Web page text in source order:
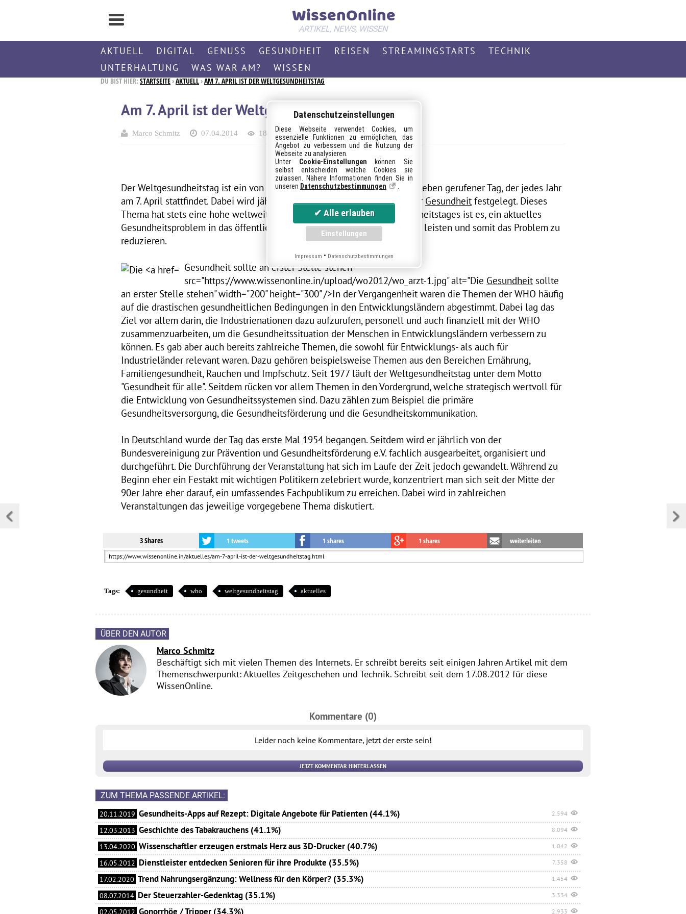
WissenOnline
ARTIKEL, NEWS, WISSEN
AKTUELL DIGITAL GENUSS GESUNDHEIT REISEN STREAMINGSTARTS
TECHNIK
UNTERHALTUNG
WAS WAR AM? WISSEN
DU BIST HIER:STARTSEITE›AKTUELL›AM 7. APRIL IST DER WELTGESUNDHEITSTAG
Am 7. April ist der Weltgesundheitstag
Marco Schmitz 07.04.2014 1895 324 (~2 Min) Aktuell
Der Weltgesundheitstag ist ein von der Weltgesundheitsorganisation ins Leben gerufener Tag, der jedes Jahr
am 7. April stattfindet. Dabei wird jährlich ein neues Thema im Bereich der Gesundheit festgelegt. Dieses
Thema hat stets eine hohe weltweite Relevanz. Das Ziel des Weltgesundheitstages ist es, ein aktuelles
Gesundheitsproblem in das öffentliche Interesse zu rücken, Aufklärung zu leisten und somit das Problem zu
reduzieren.
Gesundheit sollte an erster Stelle stehen"
src="https://www.wissenonline.in/upload/wo2012/wo_arzt-1.jpg" alt="Die Gesundheit sollte
an erster Stelle stehen" width="200" height="300" />In der Vergangenheit waren die Themen der WHO häufig
auf die drastischen gesundheitlichen Bedingungen in den Entwicklungsländern abgestimmt. Dabei lag das
Ziel vor allem darin, die Industrienationen dazu aufzurufen, personell und auch finanziell mit der WHO
zusammenzuarbeiten, um die Gesundheitssituation der Menschen in Entwicklungsländern verbessern zu
können. Es gab aber auch bereits zahlreiche Themen, die sowohl für Entwicklungs- als auch für
Industrieländer relevant waren. Dazu gehören beispielsweise Themen aus den Bereichen Ernährung,
Familiengesundheit, Rauchen und Impfschutz. Seit 1977 läuft der Weltgesundheitstag unter dem Motto
"Gesundheit für alle". Seitdem rücken vor allem Themen in den Vordergrund, welche strategisch wertvoll für
die Entwicklung von Gesundheitssystemen sind. Dazu zählen zum Beispiel die primäre
Gesundheitsversorgung, die Gesundheitsförderung und die Gesundheitskommunikation.
In Deutschland wurde der Tag das erste Mal 1954 begangen. Seitdem wird er jährlich von der
Bundesvereinigung zur Prävention und Gesundheitsförderung e.V. fachlich ausgearbeitet, organisiert und
durchgeführt. Die Durchführung der Veranstaltung hat sich im Laufe der Zeit jedoch gewandelt. Während zu
Beginn eher ein Festakt mit wichtigen Politikern zelebriert wurde, konzentriert man sich seit der Mitte der
90er Jahre eher darauf, ein umfassendes Fachpublikum zu erreichen. Dabei wird in zahlreichen
Veranstaltungen das jeweilige vorgegebene Thema diskutiert.
3 Shares 1 tweets 1 shares 1 shares weiterleiten
Tags: gesundheit who weltgesundheitstag aktuelles
ÜBER DEN AUTOR
Marco Schmitz
Beschäftigt sich mit vielen Themen des Internets. Er schreibt bereits seit einigen Jahren Artikel mit dem
Themenschwerpunkt: Aktuelles Zeitgeschehen und Technik. Schreibt seit dem 17.08.2012 für diese
WissenOnline.
Kommentare (0)
Leider noch keine Kommentare, jetzt der erste sein!
JETZT KOMMENTAR HINTERLASSEN
ZUM THEMA PASSENDE ARTIKEL:
20.11.2019 Gesundheits-Apps auf Rezept: Digitale Angebote für Patienten (44.1%) 2.594
12.03.2013 Geschichte des Tabakrauchens (41.1%) 8.094
13.04.2020 Wissenschaftler erzeugen erstmals Herz aus 3D-Drucker (40.7%) 1.042
16.05.2012 Dienstleister entdecken Senioren für ihre Produkte (35.5%) 7.358
17.02.2020 Trend Nahrungsergänzung: Wellness für den Körper? (35.3%) 1.454
08.07.2014 Der Steuerzahler-Gedenktag (35.1%) 3.334
02.05.2012 Gonorrhöe / Tripper (34.3%) 2.933
Datenschutzeinstellungen
Diese Webseite verwendet Cookies, um
essenzielle Funktionen zu ermöglichen, das
Angebot zu verbessern und die Nutzung der
Webseite zu analysieren.
Unter Cookie-Einstellungen können Sie
selbst entscheiden welche Cookies sie
zulassen. Nähere Informationen finden Sie in
unseren Datenschutzbestimmungen .
Impressum • Datenschutzbestimmungen